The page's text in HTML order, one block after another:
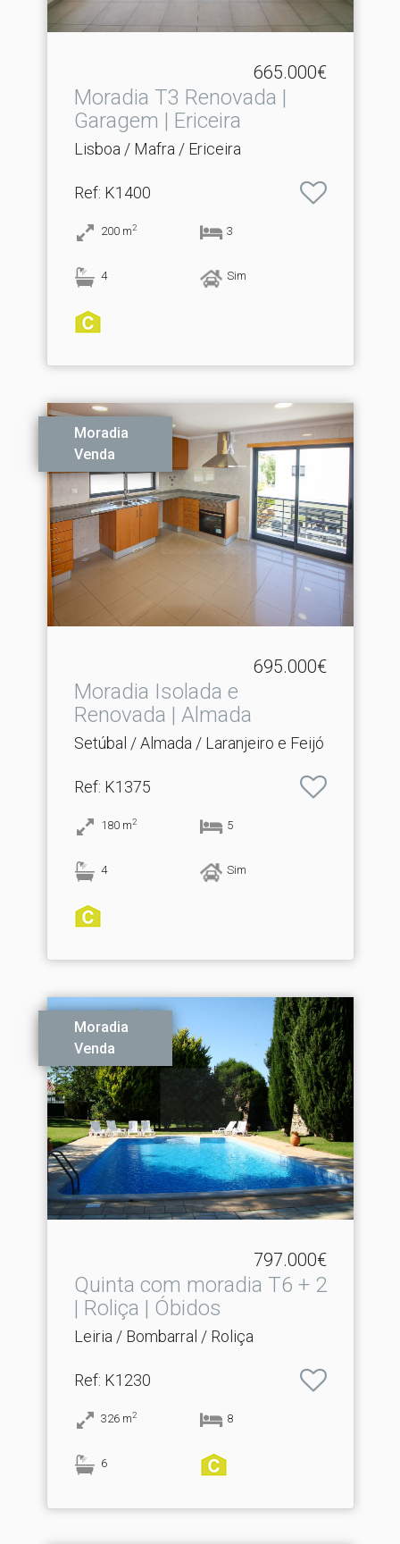
665.000€
Moradia T3 Renovada |
Garagem | Ericeira
Lisboa / Mafra / Ericeira
Ref: K1400
200 m2 3
4 Sim
Moradia
Venda
695.000€
Moradia Isolada e
Renovada | Almada
Setúbal / Almada / Laranjeiro e Feijó
Ref: K1375
180 m2 5
4 Sim
Moradia
Venda
797.000€
Quinta com moradia T6 + 2
| Roliça | Óbidos
Leiria / Bombarral / Roliça
Ref: K1230
326 m2 8
6